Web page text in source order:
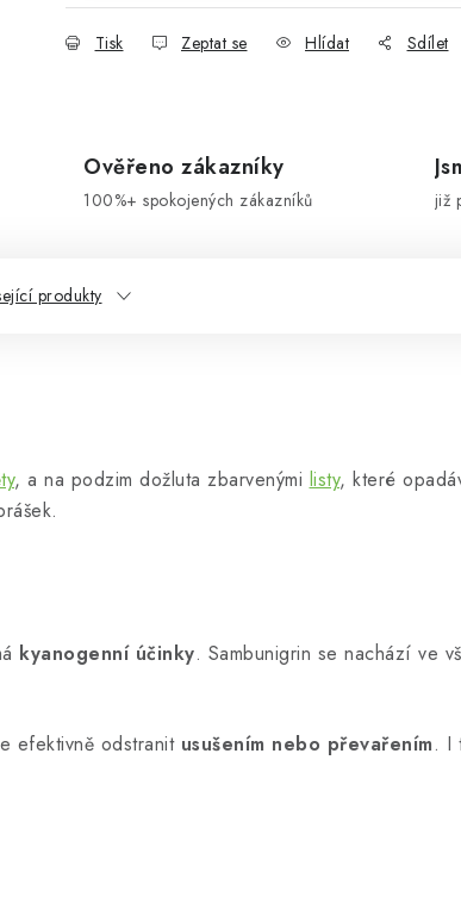
Tisk Zeptat se Hlídat Sdílet
Ověřeno zákazníky
100%+ spokojených zákazníků již
produkty
, a na podzim dožluta zbarvenými listy, které
kyanogenní účinky. Sambunigrin se nachází ve
efektivně odstranit usušením nebo převařením. I